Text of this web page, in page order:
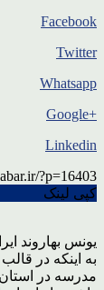
Facebook
Twitter
Whatsapp
+Google
Linkedin
?p=16403
کپی لینک
یونس بهاروند
مدرسه در